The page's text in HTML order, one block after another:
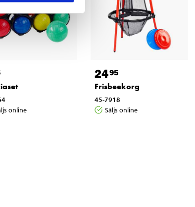
online
2495
Frisbeekorg
45-7918
Säljs online